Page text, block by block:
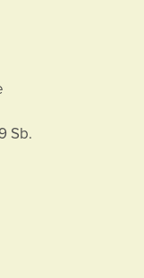
Sb.